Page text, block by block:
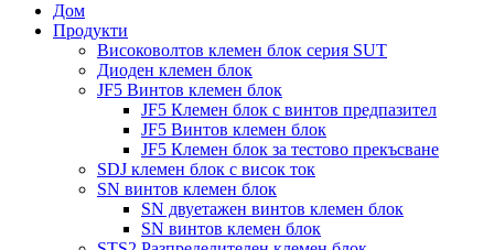
Дом
Продукти
Високоволтов клемен блок серия SUT
Диоден клемен блок
JF5 Винтов клемен блок
JF5 Клемен блок с винтов предпазител
JF5 Винтов клемен блок
JF5 Клемен блок за тестово прекъсване
SDJ клемен блок с висок ток
SN винтов клемен блок
SN двуетажен винтов клемен блок
SN винтов клемен блок